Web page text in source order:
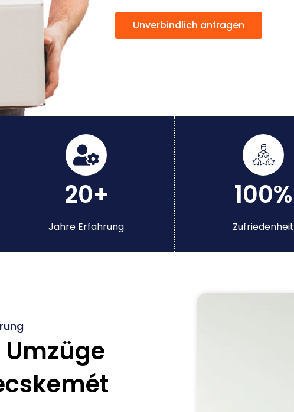
Unverbindlich anfragen
20+
Jahre Erfahrung
100%
Zufriedenheit